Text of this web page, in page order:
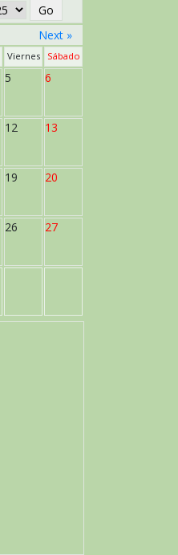
Next »
Viernes Sábado
5 6
12 13
19 20
26 27